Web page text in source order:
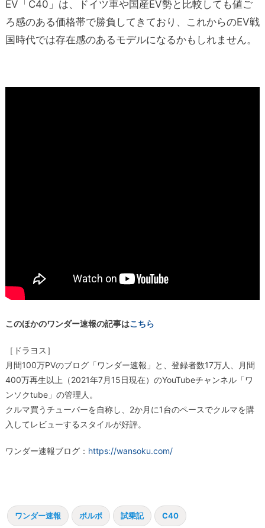
EV「C40」は、ドイツ車や国産EV勢と比較しても値ご
ろ感のある価格帯で勝負してきており、これからのEV戦
国時代では存在感のあるモデルになるかもしれません。
このほかのワンダー速報の記事はこちら
［ドラヨス］
月間100万PVのブログ「ワンダー速報」と、登録者数17万人、月間
400万再生以上（2021年7月15日現在）のYouTubeチャンネル「ワ
ンソクtube」の管理人。
クルマ買うチューバーを自称し、2か月に1台のペースでクルマを購
入してレビューするスタイルが好評。
ワンダー速報ブログ： https://wansoku.com/
ワンダー速報 ボルボ 試乗記 C40